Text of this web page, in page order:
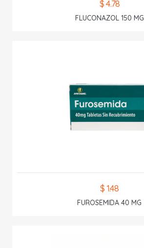
$ 4.78
FLUCONAZOL 150 MG
$ 1.48
FUROSEMIDA 40 MG